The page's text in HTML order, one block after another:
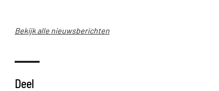
Bekijk alle nieuwsberichten
Deel